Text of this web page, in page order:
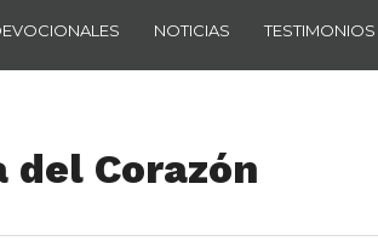
NOTICIAS TESTIMONIOS
del Corazón